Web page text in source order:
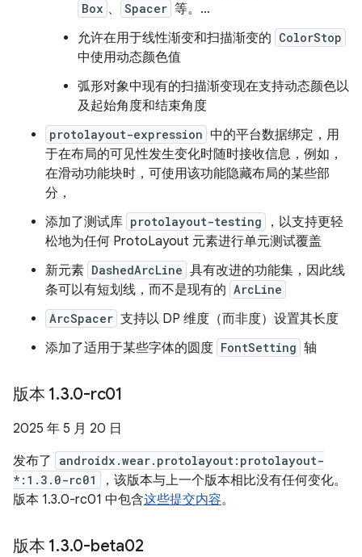
Box 、 Spacer 等。…
允许在用于线性渐变和扫描渐变的 ColorStop
中使用动态颜色值
弧形对象中现有的扫描渐变现在支持动态颜色以
及起始角度和结束角度
protolayout-expression 中的平台数据绑定，用
于在布局的可见性发生变化时随时接收信息，例如，
在滑动功能块时，可使用该功能隐藏布局的某些部
分，
添加了测试库 protolayout-testing
，以支持更轻
松地为任何 ProtoLayout 元素进行单元测试覆盖
新元素 DashedArcLine 具有改进的功能集，因此线
条可以有短划线，而不是现有的 ArcLine
ArcSpacer 支持以 DP 维度（而非度）设置其长度
添加了适用于某些字体的圆度 FontSetting 轴
版本 1.3.0-rc01
2025 年 5 月 20 日
发布了
androidx.wear.protolayout:protolayout-
*:1.3.0-rc01
，该版本与上一个版本相比没有任何变化。
版本 1.3.0-rc01 中包含这些提交内容。
版本 1.3.0-beta02